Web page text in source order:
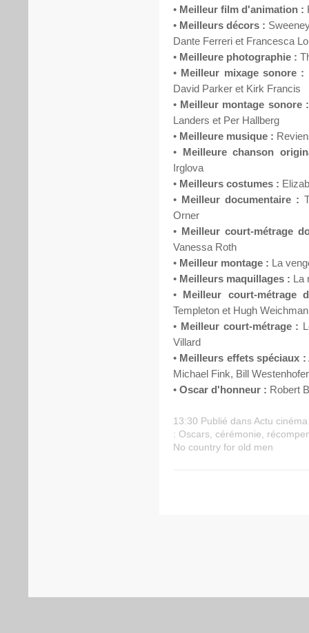
• Meilleur film d'animation :
• Meilleurs décors :
Dante Ferreri et Francesca
• Meilleure photographie :
• Meilleur mixage sonore :
David Parker et Kirk Francis
• Meilleur montage sonore :
Landers et Per Hallberg
• Meilleure musique :
• Meilleure chanson
Irglova
• Meilleurs costumes :
• Meilleur documentaire :
Orner
• Meilleur court-métrage
Vanessa Roth
• Meilleur montage : La
• Meilleurs maquillages : La
• Meilleur court-métrage
Templeton et Hugh Weichman
• Meilleur court-métrage :
Villard
• Meilleurs effets spéciaux :
Michael Fink, Bill
• Oscar d'honneur : Robert
13:30 Publié dans Actu cinéma
: Oscars cérémonie
No country for old men